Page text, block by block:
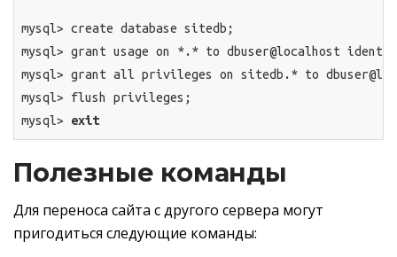
mysql> create database sitedb;
mysql> grant usage on *.* to dbuser@localhost
mysql> grant all privileges on sitedb.* to
mysql> flush privileges;
mysql> exit
Полезные команды
Для переноса сайта с другого сервера могут
пригодиться следующие команды: